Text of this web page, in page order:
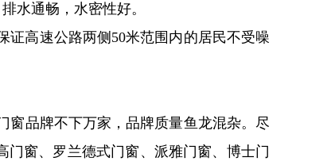
水通畅，水密性好。
证高速公路两侧50米范围内的居民不受噪
窗品牌不下万家，品牌质量鱼龙混杂。尽
窗、罗兰德式门窗、派雅门窗、博士门